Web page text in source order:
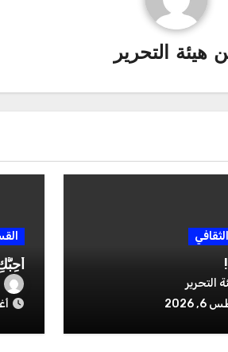
هيئة التحرير
التحرير
2026